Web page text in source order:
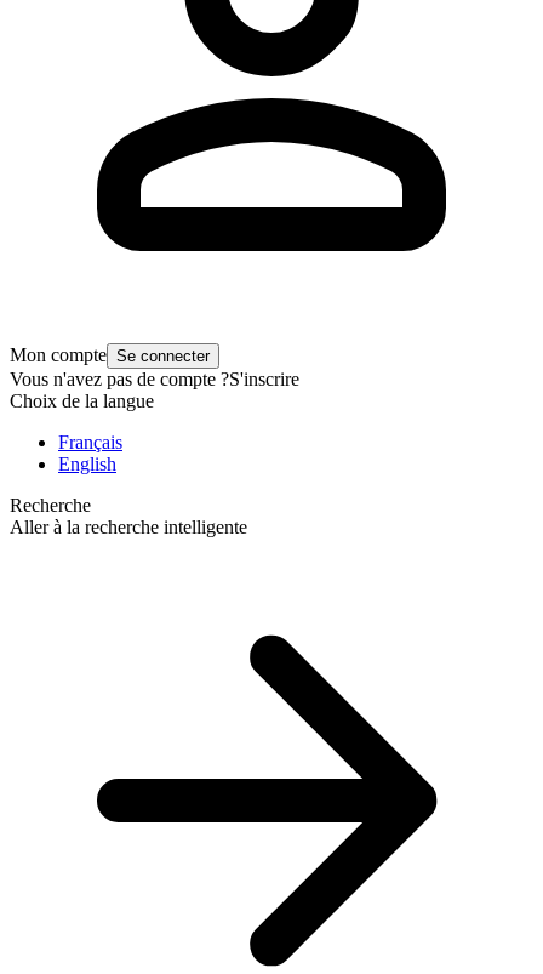
Mon compte Se connecter
Vous n'avez pas de compte ?S'inscrire
Choix de la langue
Français
English
Recherche
Aller à la recherche intelligente